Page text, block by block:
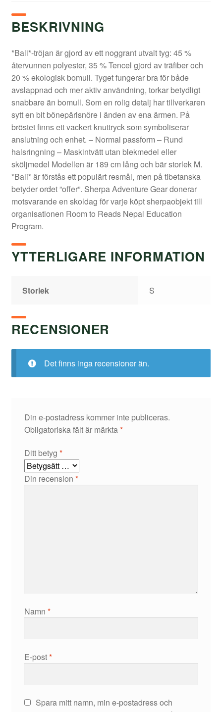
BESKRIVNING
*Bali*-tröjan är gjord av ett noggrant utvalt tyg: 45 %
återvunnen polyester, 35 % Tencel gjord av träfiber och
20 % ekologisk bomull. Tyget fungerar bra för både
avslappnad och mer aktiv användning, torkar betydligt
snabbare än bomull. Som en rolig detalj har tillverkaren
sytt en bit bönepärlsnöre i änden av ena ärmen. På
bröstet finns ett vackert knuttryck som symboliserar
anslutning och enhet. – Normal passform – Rund
halsringning – Maskintvätt utan blekmedel eller
sköljmedel Modellen är 189 cm lång och bär storlek M.
*Bali* är förstås ett populärt resmål, men på tibetanska
betyder ordet ”offer”. Sherpa Adventure Gear donerar
motsvarande en skoldag för varje köpt sherpaobjekt till
organisationen Room to Reads Nepal Education
Program.
YTTERLIGARE INFORMATION
Storlek S
RECENSIONER
Det finns inga recensioner än.
Din e-postadress kommer inte publiceras.
Obligatoriska fält är märkta *
Ditt betyg *
Din recension *
Namn *
E-post*
Spara mitt namn, min e-postadress och